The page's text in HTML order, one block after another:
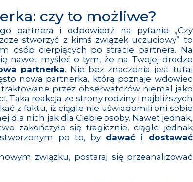
czy to możliwe?
partnera i odpowiedź na pytanie „Czy
stworzyć z kimś związek uczuciowy” to
osób cierpiących po stracie partnera. Na
nawet myśleć o tym, że na Twojej drodze
partnerka. Nie bez znaczenia jest tutaj
nowa partnerka, którą poznaje wdowiec
przez obserwatorów niemal jako
Taka reakcja ze strony rodziny i najbliższych
z faktu, iż ciągle nie uświadomili oni sobie
dla nich jak dla Ciebie osoby. Nawet jednak,
zakończyło się tragicznie, ciągle jednak
stworzonym po to, by dawać i dostawać
związku, postaraj się przeanalizować